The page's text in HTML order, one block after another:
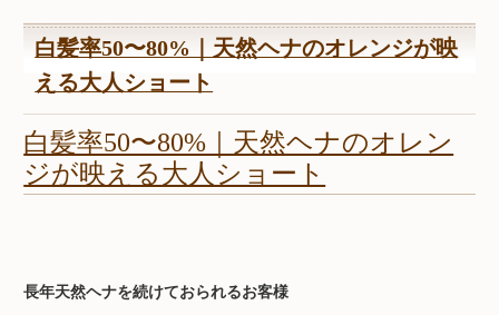
白髪率50〜80%｜天然ヘナのオレンジが映
える大人ショート
白髪率50〜80%｜天然ヘナのオレン
ジが映える大人ショート
長年天然ヘナを続けておられるお客様